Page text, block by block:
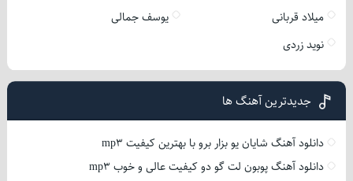
میلاد قربانی
یوسف جمالی
نوید زردی
جدیدترین آهنگ ها
دانلود آهنگ شایان یو بزار برو با بهترین کیفیت mp3
دانلود آهنگ پوبون لت گو دو کیفیت عالی و خوب mp3